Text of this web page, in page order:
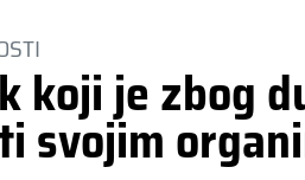
koji je zbog
svojim